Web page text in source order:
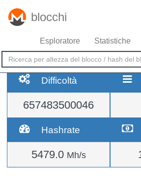
blocchi
Esploratore Statistiche
Difficoltà
657483500046
Hashrate
5479.0 Mh/s